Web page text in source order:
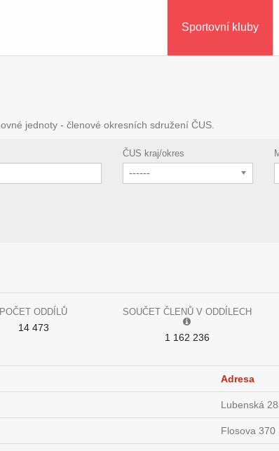
Sportovní kluby
jednoty - členové okresních sdružení ČUS.
ČUS kraj/okres
------
POČET ODDÍLŮ
14 473
SOUČET ČLENŮ V ODDÍLECH
1 162 236
Adresa
Lubenská
Flosova 370